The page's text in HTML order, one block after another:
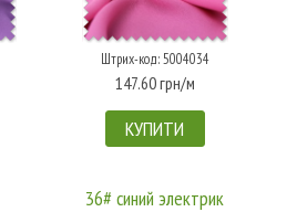
Штрих-код: 5004034
147.60 грн/м
КУПИТИ
36# синий электрик